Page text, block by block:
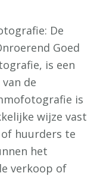
De
Goed
is een
de
is
wijze vast
huurders te
het
verkoop of